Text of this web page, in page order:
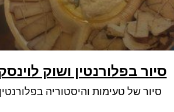
סיור בפלורנטין ושוק
סיור של טעימות והיסטוריה בפלורנטין